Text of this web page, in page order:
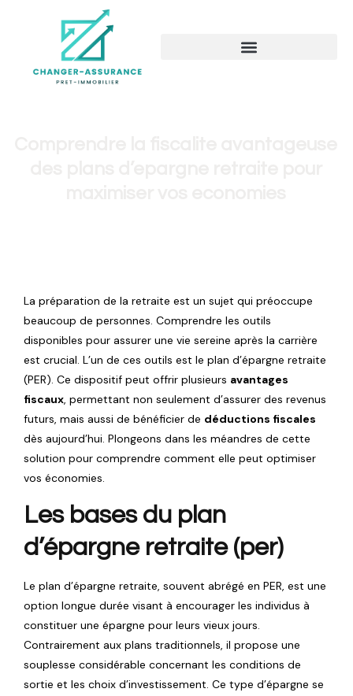
La préparation de la retraite est un sujet qui préoccupe
beaucoup de personnes. Comprendre les outils
disponibles pour assurer une vie sereine après la carrière
est crucial. L’un de ces outils est le plan d’épargne retraite
(PER). Ce dispositif peut offrir plusieurs avantages
fiscaux, permettant non seulement d’assurer des revenus
futurs, mais aussi de bénéficier de déductions fiscales
dès aujourd’hui. Plongeons dans les méandres de cette
solution pour comprendre comment elle peut optimiser
vos économies.
Les bases du plan
d’épargne retraite (per)
Le plan d’épargne retraite, souvent abrégé en PER, est une
option longue durée visant à encourager les individus à
constituer une épargne pour leurs vieux jours.
Contrairement aux plans traditionnels, il propose une
souplesse considérable concernant les conditions de
sortie et les choix d’investissement. Ce type d’épargne se